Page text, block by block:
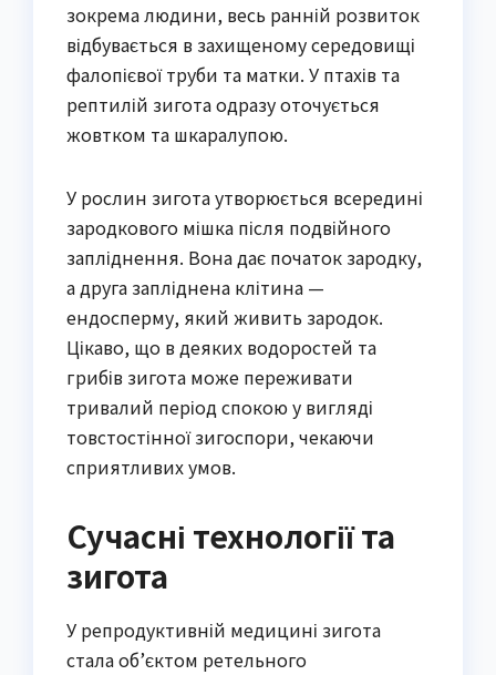
зокрема людини, весь ранній розвиток
відбувається в захищеному середовищі
фалопієвої труби та матки. У птахів та
рептилій зигота одразу оточується
жовтком та шкаралупою.
У рослин зигота утворюється всередині
зародкового мішка після подвійного
запліднення. Вона дає початок зародку,
а друга запліднена клітина —
ендосперму, який живить зародок.
Цікаво, що в деяких водоростей та
грибів зигота може переживати
тривалий період спокою у вигляді
товстостінної зигоспори, чекаючи
сприятливих умов.
Сучасні технології та
зигота
У репродуктивній медицині зигота
стала об’єктом ретельного